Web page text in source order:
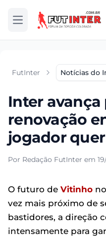
Abrir menu
FutInter Notícias do
Inter
renovação
jogador
Por Redação FutInter em
O futuro de Vitinho no
vez mais próximo de
bastidores, a direção
intensamente para